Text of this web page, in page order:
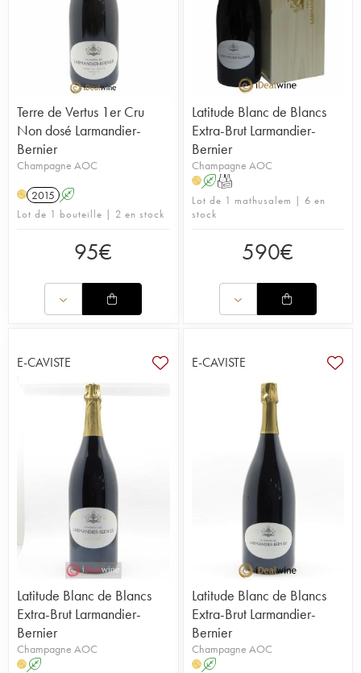
Terre de Vertus 1er Cru
Non dosé Larmandier-
Bernier
Champagne AOC
H 2015 A
Lot de 1 bouteille | 2 en stock
95€
Latitude Blanc de Blancs
Extra-Brut Larmandier-
Bernier
Champagne AOC
HAT
Lot de 1 mathusalem | 6 en
stock
590€
E-CAVISTE
Latitude Blanc de Blancs
Extra-Brut Larmandier-
Bernier
Champagne AOC
H A
E-CAVISTE
Latitude Blanc de Blancs
Extra-Brut Larmandier-
Bernier
Champagne AOC
HA